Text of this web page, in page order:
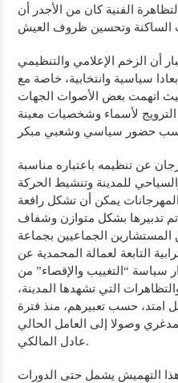
الفنية كان من الأجدر أن
أن الزخم الإعلامي والتنظيمي
سياسية وانتخابية، خاصة مع
حيث اتهمت بعض الأصوات الجهات
لأسماء وشخصيات معينة
عن تنظيمه باعتباره مناسبة
للمدينة وتنشيط الحركة
المهرجانات يمكن أن تشكل رافعة
الجماعيين بجماعة
التابعة لعمالة المحمدية عن
سياسة “التغييب والإقصاء” من
التي تشهدها المدينة،
امتد، حسب تعبيرهم، منذ فترة
وصولا إلى العامل الحالي
عادل المالكي.
التهميش يشمل حتى الدورات